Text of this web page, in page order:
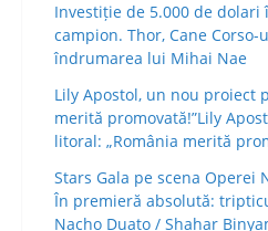
Investiție de 5.000 de
campion. Thor, Cane
îndrumarea lui Mihai Nae
Lily Apostol, un nou proiect
merită promovată!”Lily
litoral: „România merită
Stars Gala pe scena Operei
În premieră absolută:
Nacho Duato / Shahar